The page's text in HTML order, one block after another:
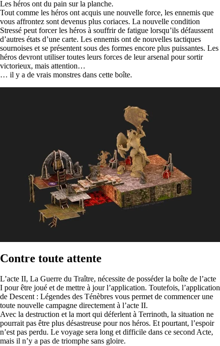
Les héros ont du pain sur la planche.
Tout comme les héros ont acquis une nouvelle force, les ennemis que
vous affrontez sont devenus plus coriaces. La nouvelle condition
Stressé peut forcer les héros à souffrir de fatigue lorsqu’ils défaussent
d’autres états d’une carte. Les ennemis ont de nouvelles tactiques
sournoises et se présentent sous des formes encore plus puissantes. Les
héros devront utiliser toutes leurs forces de leur arsenal pour sortir
victorieux, mais attention…
… il y a de vrais monstres dans cette boîte.
Contre toute attente
L’acte II, La Guerre du Traître, nécessite de posséder la boîte de l’acte
I pour être joué et de mettre à jour l’application. Toutefois, l’application
de Descent : Légendes des Ténèbres vous permet de commencer une
toute nouvelle campagne directement à l’acte II.
Avec la destruction et la mort qui déferlent à Terrinoth, la situation ne
pourrait pas être plus désastreuse pour nos héros. Et pourtant, l’espoir
n’est pas perdu. Le voyage sera long et difficile dans ce second Acte,
mais il n’y a pas de triomphe sans gloire.